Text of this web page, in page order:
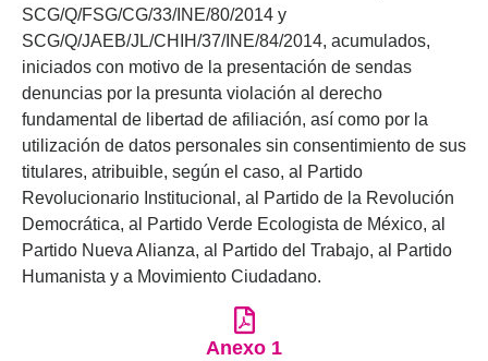
SCG/Q/FSG/CG/33/INE/80/2014 y
SCG/Q/JAEB/JL/CHIH/37/INE/84/2014, acumulados,
iniciados con motivo de la presentación de sendas
denuncias por la presunta violación al derecho
fundamental de libertad de afiliación, así como por la
utilización de datos personales sin consentimiento de sus
titulares, atribuible, según el caso, al Partido
Revolucionario Institucional, al Partido de la Revolución
Democrática, al Partido Verde Ecologista de México, al
Partido Nueva Alianza, al Partido del Trabajo, al Partido
Humanista y a Movimiento Ciudadano.
Anexo 1